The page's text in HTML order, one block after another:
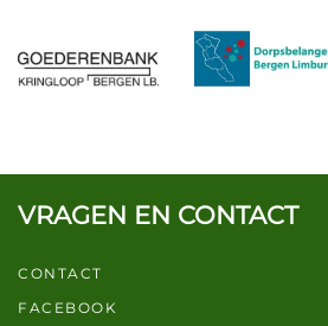
VRAGEN EN CONTACT
CONTACT
FACEBOOK